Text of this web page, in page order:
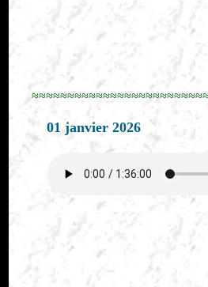
01 janvier 2026